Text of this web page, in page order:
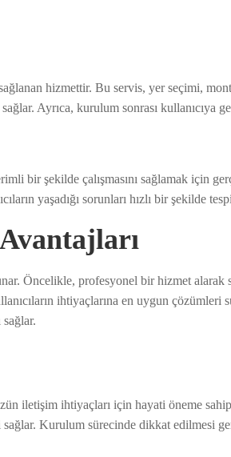
hizmettir. Bu servis, yer seçimi,
Ayrıca, kurulum sonrası kullanıcıya
bir şekilde çalışmasını sağlamak için
yaşadığı sorunları hızlı bir şekilde
Öncelikle, profesyonel bir hizmet alarak
ihtiyaçlarına en uygun
iletişim ihtiyaçları için hayati öneme
Kurulum sürecinde dikkat edilmesi